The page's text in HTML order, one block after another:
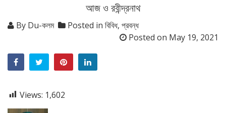
আজ ও রবীন্দ্রনাথ
By Du-কলম Posted in বিবিধ, প্রবন্ধ
Posted on May 19, 2021
Views: 1,602